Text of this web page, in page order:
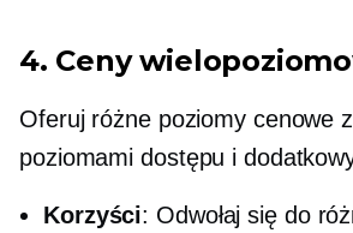
4. Ceny
Oferuj różne poziomy cenowe
poziomami dostępu i
Korzyści: Odwołaj się do